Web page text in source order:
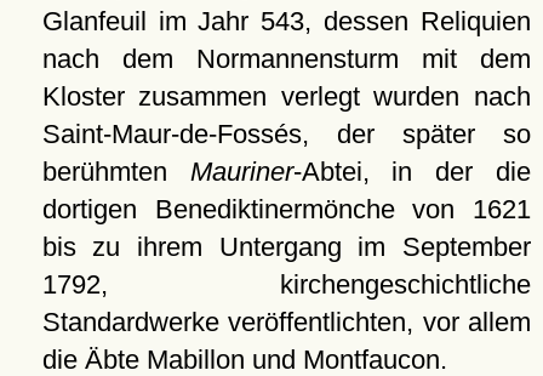
Glanfeuil im Jahr 543, dessen Reliquien
nach dem Normannensturm mit dem
Kloster zusammen verlegt wurden nach
Saint-Maur-de-Fossés, der später so
berühmten Mauriner-Abtei, in der die
dortigen Benediktinermönche von 1621
bis zu ihrem Untergang im September
1792, kirchengeschichtliche
Standardwerke veröffentlichten, vor allem
die Äbte Mabillon und Montfaucon.